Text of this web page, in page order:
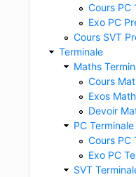
Cours PC
Exo PC
Cours SVT
Terminale
Maths
Cours
Exos
Devoir
PC Terminale
Cours PC
Exo PC
SVT